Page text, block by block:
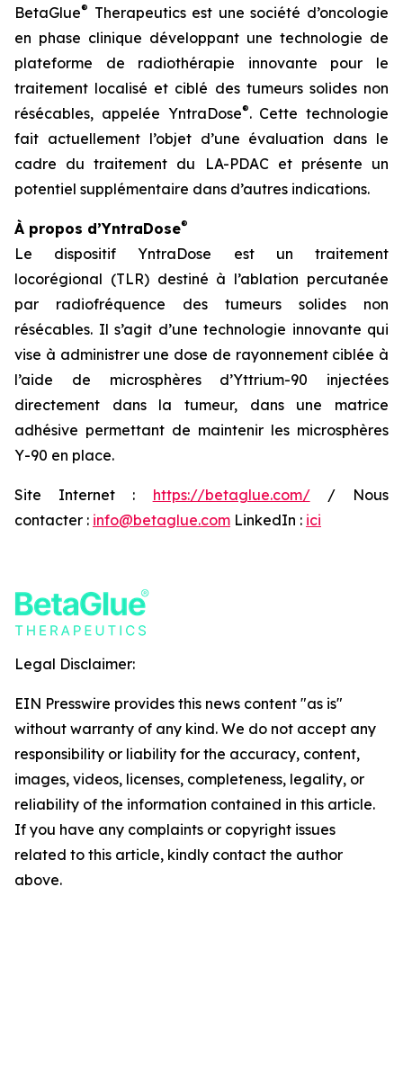
BetaGlue® Therapeutics est une société d’oncologie
en phase clinique développant une technologie de
plateforme de radiothérapie innovante pour le
traitement localisé et ciblé des tumeurs solides non
résécables, appelée YntraDose®. Cette technologie
fait actuellement l’objet d’une évaluation dans le
cadre du traitement du LA-PDAC et présente un
potentiel supplémentaire dans d’autres indications.
À propos d’YntraDose®
Le dispositif YntraDose est un traitement
locorégional (TLR) destiné à l’ablation percutanée
par radiofréquence des tumeurs solides non
résécables. Il s’agit d’une technologie innovante qui
vise à administrer une dose de rayonnement ciblée à
l’aide de microsphères d’Yttrium-90 injectées
directement dans la tumeur, dans une matrice
adhésive permettant de maintenir les microsphères
Y-90 en place.
Site Internet : https://betaglue.com// Nous
contacter : info@betaglue.com LinkedIn : ici
Legal Disclaimer:
EIN Presswire provides this news content "as is"
without warranty of any kind. We do not accept any
responsibility or liability for the accuracy, content,
images, videos, licenses, completeness, legality, or
reliability of the information contained in this article.
If you have any complaints or copyright issues
related to this article, kindly contact the author
above.